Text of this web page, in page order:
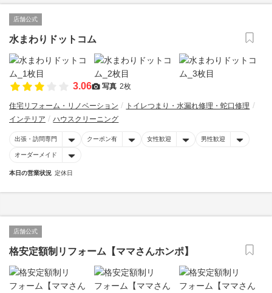
店舗公式
水まわりドットコム
3.06 写真 2枚
住宅リフォーム・リノベーション
トイレつまり・水漏れ修理・蛇口修理
インテリア
ハウスクリーニング
出張・訪問専門 クーポン有 女性歓迎 男性歓迎
オーダーメイド
本日の営業状況 定休日
店舗公式
格安定額制リフォーム【ママさんホンポ】